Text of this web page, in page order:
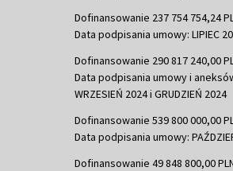
Dofinansowanie 237 754 754,24
Data podpisania umowy: LIPIEC
Dofinansowanie 290 817 240,00
Data podpisania umowy i
WRZESIEŃ 2024 i GRUDZIEŃ 2024
Dofinansowanie 539 800 000,00
Data podpisania umowy:
Dofinansowanie 49 848 800,00